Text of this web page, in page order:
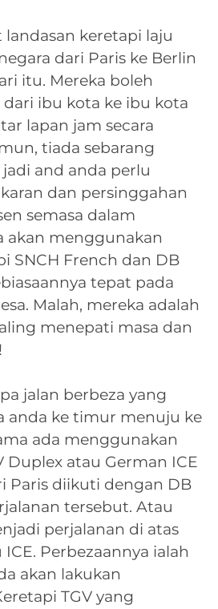
keretapi laju
dari Paris ke Berlin
itu. Mereka boleh
ibu kota ke ibu kota
lapan jam secara
tiada sebarang
and anda perlu
dan persinggahan
semasa dalam
akan menggunakan
SNCH French dan DB
tepat pada
Malah, mereka adalah
menepati masa dan
jalan berbeza yang
anda ke timur menuju ke
ada menggunakan
Duplex atau German ICE
Paris diikuti dengan DB
tersebut. Atau
perjalanan di atas
Perbezaannya ialah
akan lakukan
TGV yang